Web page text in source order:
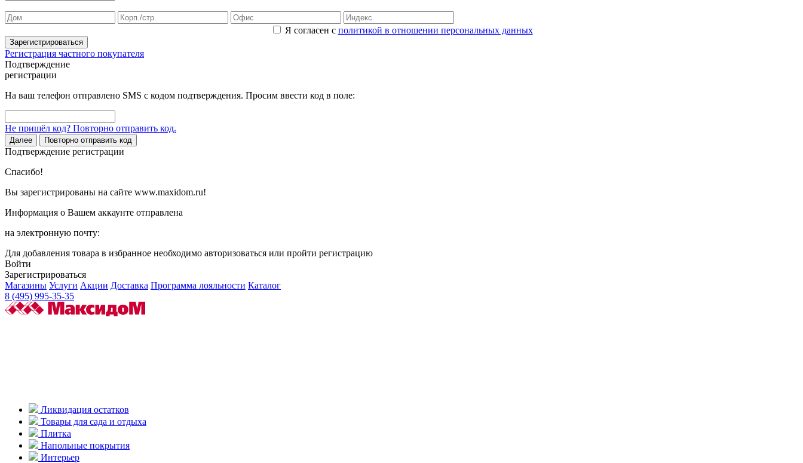
Я согласен с политикой в отношении персональных данных
Зарегистрироваться
Регистрация частного покупателя
Подтверждение
регистрации
На ваш телефон отправлено SMS с кодом подтверждения. Просим ввести код в поле:
Не пришёл код? Повторно отправить код.
Далее Повторно отправить код
Подтверждение регистрации
Спасибо!
Вы зарегистрированы на сайте www.maxidom.ru!
Информация о Вашем аккаунте отправлена
на электронную почту:
Для добавления товара в избранное необходимо авторизоваться или пройти регистрацию
Войти
Зарегистрироваться
Магазины Услуги Акции Доставка Программа лояльности Каталог
8 (495) 995-35-35
Ликвидация остатков
Товары для сада и отдыха
Плитка
Напольные покрытия
Интерьер